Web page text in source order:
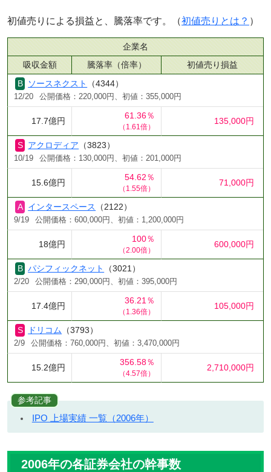
初値売りによる損益と、騰落率です。（初値売りとは？ ）
企業名
吸収金額
騰落率（倍率）
初値売り損益
ソースネクスト
（4344）
12/20 公開価格：220,000円、初値：355,000円
17.7億円
61.36％
（1.61倍）
135,000円
アクロディア （3823）
10/19 公開価格：130,000円、初値：201,000円
15.6億円
54.62％
（1.55倍）
71,000円
インタースペース （2122）
9/19 公開価格：600,000円、初値：1,200,000円
18億円
100％
（2.00倍）
600,000円
パシフィックネット （3021）
2/20 公開価格：290,000円、初値：395,000円
17.4億円
36.21％
（1.36倍）
105,000円
ドリコム （3793）
2/9 公開価格：760,000円、初値：3,470,000円
15.2億円
356.58％
（4.57倍）
2,710,000円
参考記事
IPO 上場実績 一覧（2006年）
2006年の各証券会社の幹事数